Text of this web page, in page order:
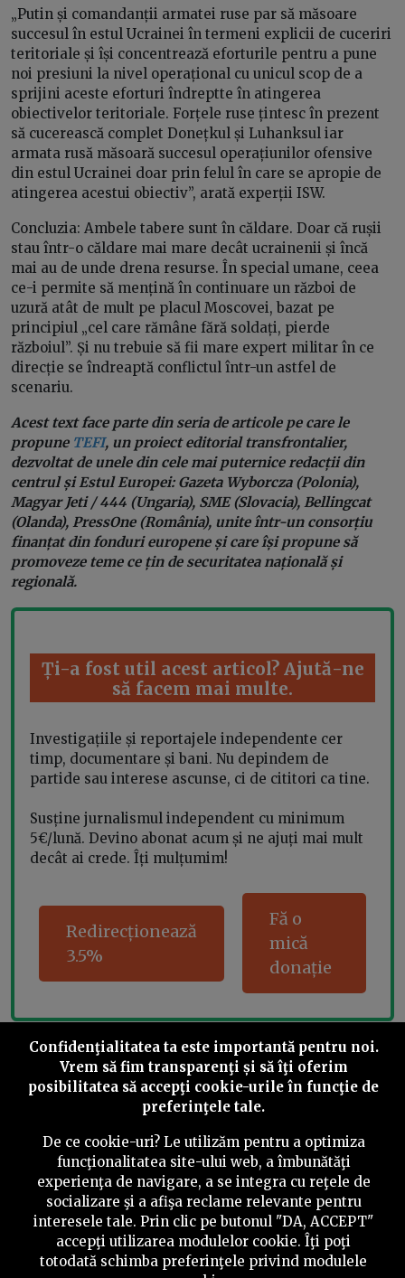
„Putin și comandanții armatei ruse par să măsoare
succesul în estul Ucrainei în termeni explicii de cuceriri
teritoriale și își concentrează eforturile pentru a pune
noi presiuni la nivel operațional cu unicul scop de a
sprijini aceste eforturi îndreptte în atingerea
obiectivelor teritoriale. Forțele ruse țintesc în prezent
să cucerească complet Donețkul și Luhanksul iar
armata rusă măsoară succesul operațiunilor ofensive
din estul Ucrainei doar prin felul în care se apropie de
atingerea acestui obiectiv”, arată experții ISW.
Concluzia: Ambele tabere sunt în căldare. Doar că rușii
stau într-o căldare mai mare decât ucrainenii și încă
mai au de unde drena resurse. În special umane, ceea
ce-i permite să mențină în continuare un război de
uzură atât de mult pe placul Moscovei, bazat pe
principiul „cel care rămâne fără soldați, pierde
războiul”. Și nu trebuie să fii mare expert militar în ce
direcție se îndreaptă conflictul într-un astfel de
scenariu.
Acest text face parte din seria de articole pe care le
propune TEFI, un proiect editorial transfrontalier,
dezvoltat de unele din cele mai puternice redacții din
centrul și Estul Europei: Gazeta Wyborcza (Polonia),
Magyar Jeti / 444 (Ungaria), SME (Slovacia), Bellingcat
(Olanda), PressOne (România), unite într-un consorțiu
finanțat din fonduri europene și care își propune să
promoveze teme ce țin de securitatea națională și
regională.
Ți-a fost util acest articol? Ajută-ne
să facem mai multe.
Investigațiile și reportajele independente cer
timp, documentare și bani. Nu depindem de
partide sau interese ascunse, ci de cititori ca tine.
Susține jurnalismul independent cu minimum
5€/lună. Devino abonat acum și ne ajuți mai mult
decât ai crede. Îți mulțumim!
Redirecționează
3.5%
Fă o
mică
donație
Share this
©2026 PressOne.ro
RSSNewslettereDespre noi Politica editorială
Politica de verificare a conținutuluiContact
Confidenţialitatea ta este importantă pentru noi.
Vrem să fim transparenţi și să îţi oferim
posibilitatea să accepţi cookie-urile în funcţie de
preferinţele tale.
De ce cookie-uri? Le utilizăm pentru a optimiza
funcţionalitatea site-ului web, a îmbunătăţi
experienţa de navigare, a se integra cu reţele de
socializare şi a afişa reclame relevante pentru
interesele tale. Prin clic pe butonul "DA, ACCEPT"
accepţi utilizarea modulelor cookie. Îţi poţi
totodată schimba preferinţele privind modulele